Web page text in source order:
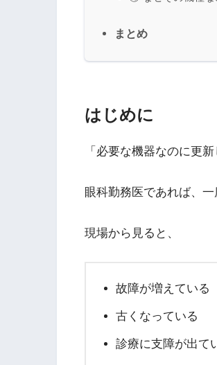
まとめ
はじめに
「必要な機器なのに更
眼科勤務医であれば、
現場から見ると、
故障が増えている
古くなっている
診療に支障が出て